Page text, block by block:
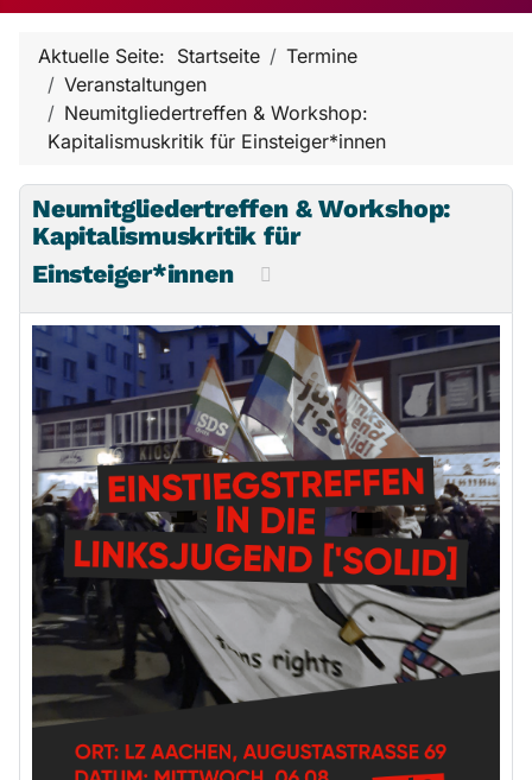
Aktuelle Seite: Startseite
Termine
Veranstaltungen
Neumitgliedertreffen & Workshop:
Kapitalismuskritik für Einsteiger*innen
Neumitgliedertreffen & Workshop:
Kapitalismuskritik für
Einsteiger*innen